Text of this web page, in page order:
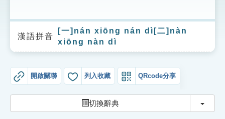
生字詞彙表
索引選單
漢語拼音
[一]nán xiōng nán dì[二]nàn
xiōng nàn dì
開啟關聯 列入收藏 QRcode分享
切換辭典 切換